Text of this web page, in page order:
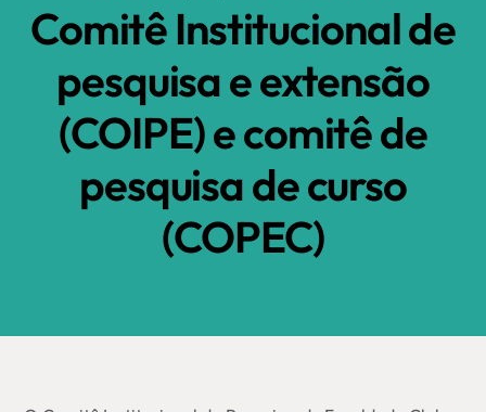
Comitê Institucional de
pesquisa e extensão
(COIPE) e comitê de
pesquisa de curso
(COPEC)